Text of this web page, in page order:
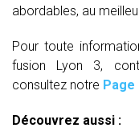
abordables, au
Pour toute
fusion Lyon 3,
consultez notre Page
Découvrez aussi :